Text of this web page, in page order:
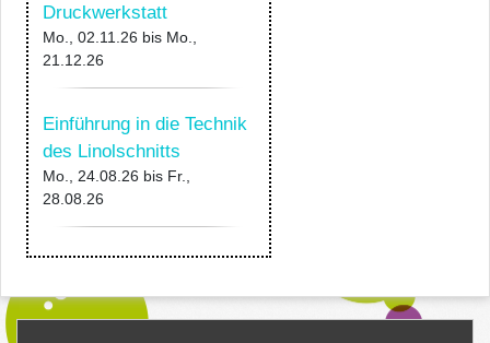
Druckwerkstatt
Mo., 02.11.26 bis Mo.,
21.12.26
Einführung in die Technik
des Linolschnitts
Mo., 24.08.26 bis Fr.,
28.08.26